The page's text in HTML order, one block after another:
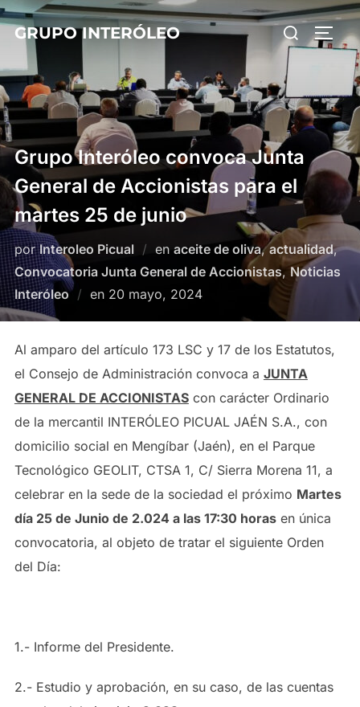
Saltar
contenido
GRUPO INTERÓLEO Buscar:
Grupo Interóleo convoca Junta
General de Accionistas para el
martes 25 de junio
porInteroleo Picual en aceite de oliva,actualidad,
Convocatoria Junta General de Accionistas, Noticias
Interóleo
en Publicado
20 mayo, 2024
Al amparo del artículo 173 LSC y 17 de los Estatutos,
el Consejo de Administración convoca a JUNTA
GENERAL DE ACCIONISTAScon carácter Ordinario
de la mercantil INTERÓLEO PICUAL JAÉN S.A., con
domicilio social en Mengíbar (Jaén), en el Parque
Tecnológico GEOLIT, CTSA 1, C/ Sierra Morena 11, a
celebrar en la sede de la sociedad el próximo Martes
día 25 de Junio de 2.024 a las 17:30 horasen única
convocatoria, al objeto de tratar el siguiente Orden
del Día:
1.- Informe del Presidente.
2.- Estudio y aprobación, en su caso, de las cuentas